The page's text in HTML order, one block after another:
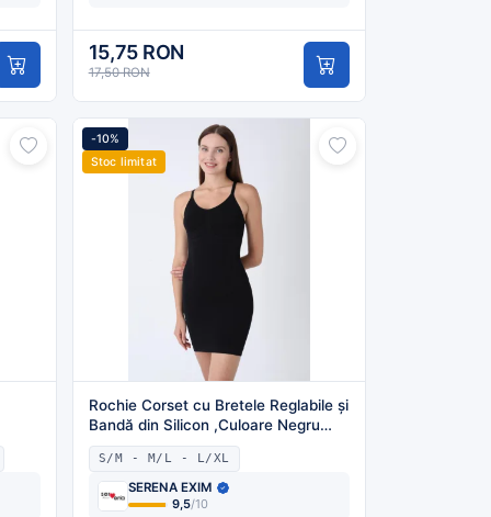
15,75 RON
17,50 RON
-10%
Stoc limitat
Rochie Corset cu Bretele Reglabile și
Bandă din Silicon ,Culoare Negru
,Engros
S/M - M/L - L/XL
SERENA EXIM
9,5/10